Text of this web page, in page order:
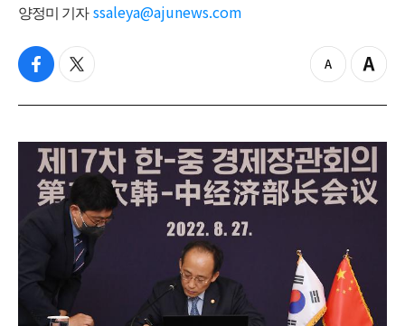
양정미 기자 ssaleya@ajunews.com
f
c
b
o
o
k
t
i
t
e
r
z
o
o
u
t
Z
o
i
n